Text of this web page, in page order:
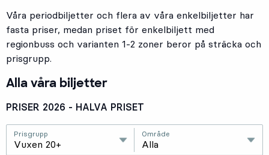
Våra periodbiljetter och flera av våra enkelbiljetter har
fasta priser, medan priset för enkelbiljett med
regionbuss och varianten 1-2 zoner beror på sträcka och
prisgrupp.
Alla våra biljetter
PRISER 2026 - HALVA PRISET
Prisgrupp
Vuxen 20+
Område
Alla